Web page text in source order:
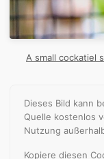
A small cockatiel
Dieses Bild kann
Quelle kostenlos
Nutzung
Kopiere diesen